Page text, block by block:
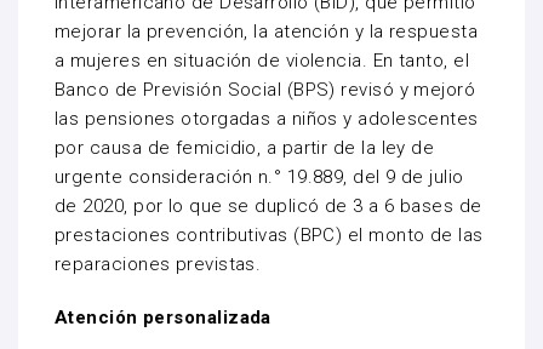
mejorar la prevención, la atención y la respuesta
a mujeres en situación de violencia. En tanto, el
Banco de Previsión Social (BPS) revisó y mejoró
las pensiones otorgadas a niños y adolescentes
por causa de femicidio, a partir de la ley de
urgente consideración n.° 19.889, del 9 de julio
de 2020, por lo que se duplicó de 3 a 6 bases de
prestaciones contributivas (BPC) el monto de las
reparaciones previstas.
Atención personalizada